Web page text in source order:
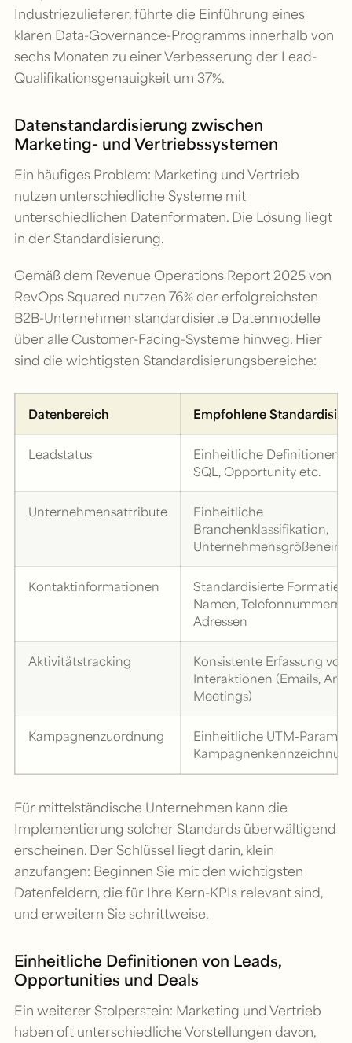
Industriezulieferer, führte die Einführung eines
klaren Data-Governance-Programms innerhalb von
sechs Monaten zu einer Verbesserung der Lead-
Qualifikationsgenauigkeit um 37%.
Datenstandardisierung zwischen
Marketing- und Vertriebssystemen
Ein häufiges Problem: Marketing und Vertrieb
nutzen unterschiedliche Systeme mit
unterschiedlichen Datenformaten. Die Lösung liegt
in der Standardisierung.
Gemäß dem Revenue Operations Report 2025 von
RevOps Squared nutzen 76% der erfolgreichsten
B2B-Unternehmen standardisierte Datenmodelle
über alle Customer-Facing-Systeme hinweg. Hier
sind die wichtigsten Standardisierungsbereiche:
Datenbereich Empfohlene
Leadstatus
Einheitliche Definitionen
SQL, Opportunity etc.
Unternehmensattribute
Einheitliche
Branchenklassifikation,
Kontaktinformationen
Standardisierte
Namen, Telefonnummern,
Adressen
Aktivitätstracking
Konsistente Erfassung von
Interaktionen (Emails,
Meetings)
Kampagnenzuordnung
Einheitliche UTM-
Für mittelständische Unternehmen kann die
Implementierung solcher Standards überwältigend
erscheinen. Der Schlüssel liegt darin, klein
anzufangen: Beginnen Sie mit den wichtigsten
Datenfeldern, die für Ihre Kern-KPIs relevant sind,
und erweitern Sie schrittweise.
Einheitliche Definitionen von Leads,
Opportunities und Deals
Ein weiterer Stolperstein: Marketing und Vertrieb
haben oft unterschiedliche Vorstellungen davon,